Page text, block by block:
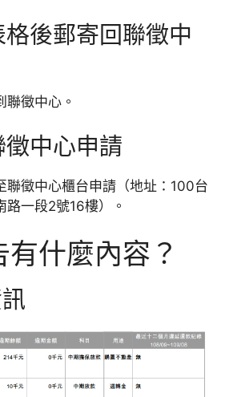
後郵寄回聯徵中
聯徵中心。
中心申請
聯徵中心櫃台申請（地址：100台
路一段2號16樓）。
什麼內容？